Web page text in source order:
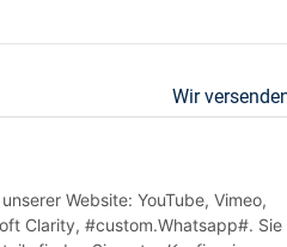
Website: YouTube, Vimeo,
Clarity, #custom.Whatsapp#. Sie
Wir